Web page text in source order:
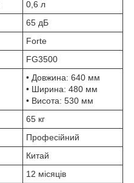
0,6 л
65 дБ
Forte
FG3500
• Довжина: 640 мм
• Ширина: 480 мм
• Висота: 530 мм
65 кг
Професійний
Китай
12 місяців